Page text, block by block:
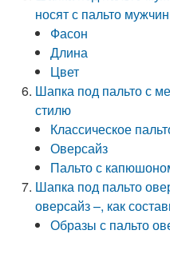
носят с пальто
Фасон
Длина
Цвет
Шапка под пальто с
стилю
Классическое
Оверсайз
Пальто с
Шапка под пальто
оверсайз –, как
Образы с пальто